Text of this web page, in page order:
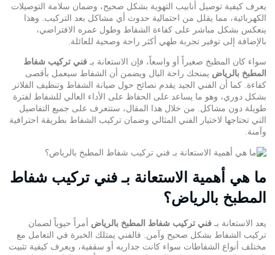
يعرف كيفية توصيل أنابيب التهوية بشكل صحيح، وضمان سلامة التوصيلات
الكهربائية، مما يقلل من احتمالية حدوث أي مشاكل بعد التركيب. وهذا
ينعكس بشكل مباشر على كفاءة الشفاط وطول عمره الافتراضي،
بالإضافة إلى توفير تجربة طهي أكثر راحة وصحية للعائلة.
سواء كان المطبخ صغيراً أو واسعاً، فإن الاستعانة بـ فني تركيب شفاط
المطبخ بالرياض يمنحك راحة البال ويضمن أن الشفاط سيعمل بأقصى
كفاءة. كما أن الفني الجيد يقدم نصائح حول صيانة الشفاط وتنظيف الفلاتر
بشكل دوري، وهو ما يساعد على الحفاظ على الأداء العالي للشفاط لفترة
طويلة دون مشاكل. من خلال هذا المقال، ستتعرف على جميع التفاصيل
التي تحتاجها لاختيار الفني المثالي وضمان تركيب الشفاط بطريقة احترافية
وآمنة.
ما هي أهمية الاستعانة بـ فني تركيب شفاط
المطبخ بالرياض؟
يعد الاستعانة بـ فني تركيب شفاط المطبخ بالرياض أمراً حيوياً لضمان
تركيب الشفاط بشكل صحيح وآمن. فالفني يمتلك الخبرة في التعامل مع
مختلف أنواع الشفاطات سواء كانت جداريه أو سقفية، ويعرف كيفية تثبيت